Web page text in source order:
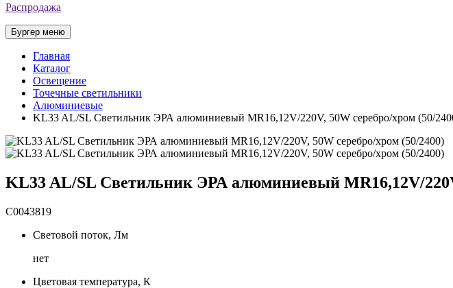
Распродажа
Бургер меню
Главная
Каталог
Освещение
Точечные светильники
Алюминиевые
KL33 AL/SL Светильник ЭРА алюминиевый MR16,12V/220V, 50W серебро/хром (50/
KL33 AL/SL Светильник ЭРА алюминиевый MR16,12V/
C0043819
Световой поток, Лм
нет
Цветовая температура, К